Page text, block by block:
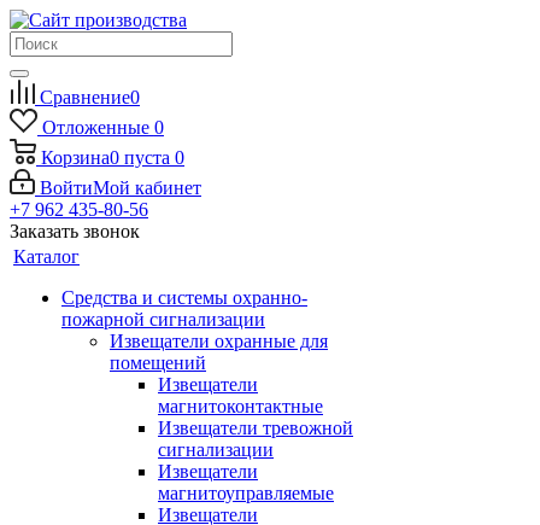
Сравнение0
Отложенные 0
Корзина0 пуста 0
ВойтиМой кабинет
+7 962 435-80-56
Заказать звонок
Каталог
Средства и системы охранно-
пожарной сигнализации
Извещатели охранные для
помещений
Извещатели
магнитоконтактные
Извещатели тревожной
сигнализации
Извещатели
магнитоуправляемые
Извещатели